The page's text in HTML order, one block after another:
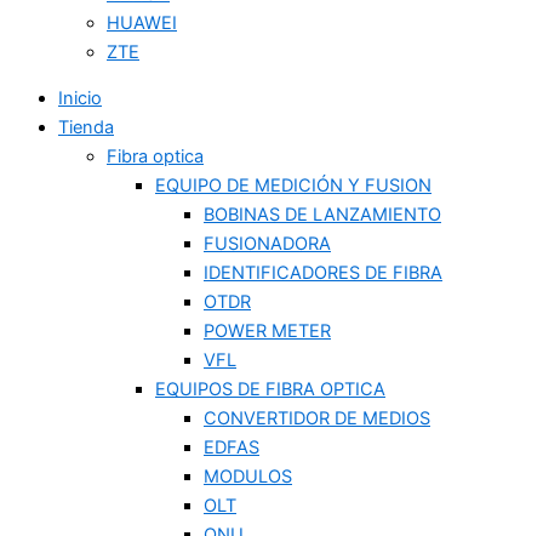
HUAWEI
ZTE
Inicio
Tienda
Fibra optica
EQUIPO DE MEDICIÓN Y FUSION
BOBINAS DE LANZAMIENTO
FUSIONADORA
IDENTIFICADORES DE FIBRA
OTDR
POWER METER
VFL
EQUIPOS DE FIBRA OPTICA
CONVERTIDOR DE MEDIOS
EDFAS
MODULOS
OLT